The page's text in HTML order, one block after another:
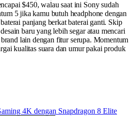
$450, walau saat ini Sony sudah
5 jika kamu butuh headphone dengan
panjang berkat baterai ganti. Skip
baru yang lebih segar atau mencari
lain dengan fitur serupa. Momentum
kualitas suara dan umur pakai produk
4K dengan Snapdragon 8 Elite